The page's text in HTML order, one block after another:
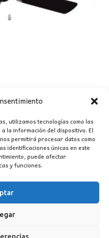
utilizamos tecnologías como las
la información del dispositivo. El
permitirá procesar datos como
identificaciones únicas en este
puede afectar
y funciones.
LUZ GARDEN
€El
es: